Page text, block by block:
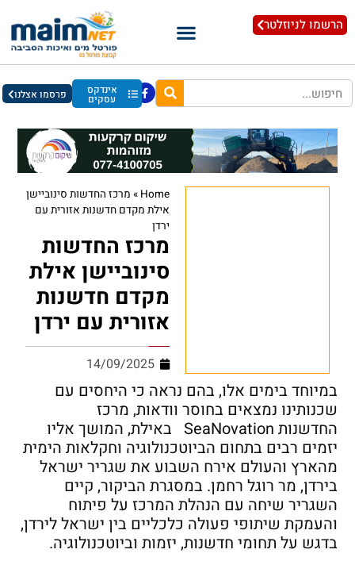
הרשמו לניוזלטר
אינדקס
עסקים פרסמו אצלנו
Home
» מרכז החדשות סינוביישן
אילת מקדם חדשנות אזורית עם
ירדן
מרכז החדשות
סינוביישן אילת
מקדם חדשנות
אזורית עם ירדן
14/09/2025
במיוחד בימים אלו, בהם נראה כי היחסים עם
שכנותינו נמצאים בחוסר וודאות, מרכז
החדשנות SeaNovation באילת, המושך אליו
יזמים רבים בתחום הביוטכנולוגיה וחקלאות הימית
מהארץ והעולם אירח השבוע את שגריר ישראל
בירדן, מר רוגל רחמן. במסגרת הביקור, קיים
השגריר שיחה עם הנהלת המרכז על פיתוח
והעמקת שיתופי פעולה כלכליים בין ישראל לירדן,
בדגש על תחומי חדשנות, יזמות וביוטכנולוגיה.